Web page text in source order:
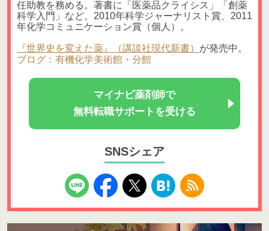
任助教を務める。著書に「医薬品クライシス」「創薬
科学入門」など。2010年科学ジャーナリスト賞、2011
年化学コミュニケーション賞（個人）。
『世界史を変えた薬』（講談社現代新書） が発売中。
ブログ：有機化学美術館・分館
マイナビ薬剤師で
無料転職サポートを受ける
SNSシェア